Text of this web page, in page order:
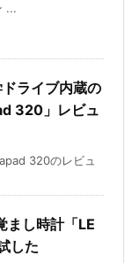
...
ライブ内蔵の
320」レビュ
320のレビュ
まし時計「LE
した